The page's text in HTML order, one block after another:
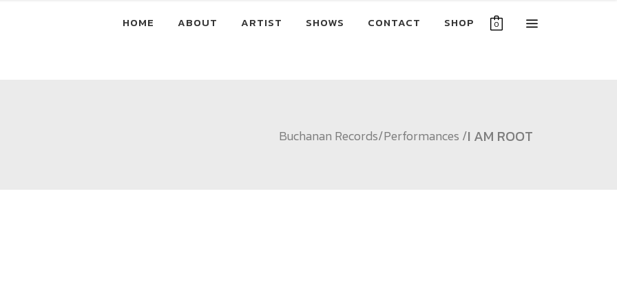
HOME ABOUT ARTIST SHOWS CONTACT SHOP 0
Buchanan Records/Performances /I AM ROOT